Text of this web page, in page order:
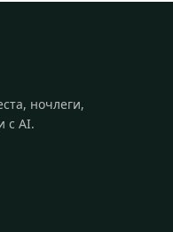
ночлеги,
с AI.